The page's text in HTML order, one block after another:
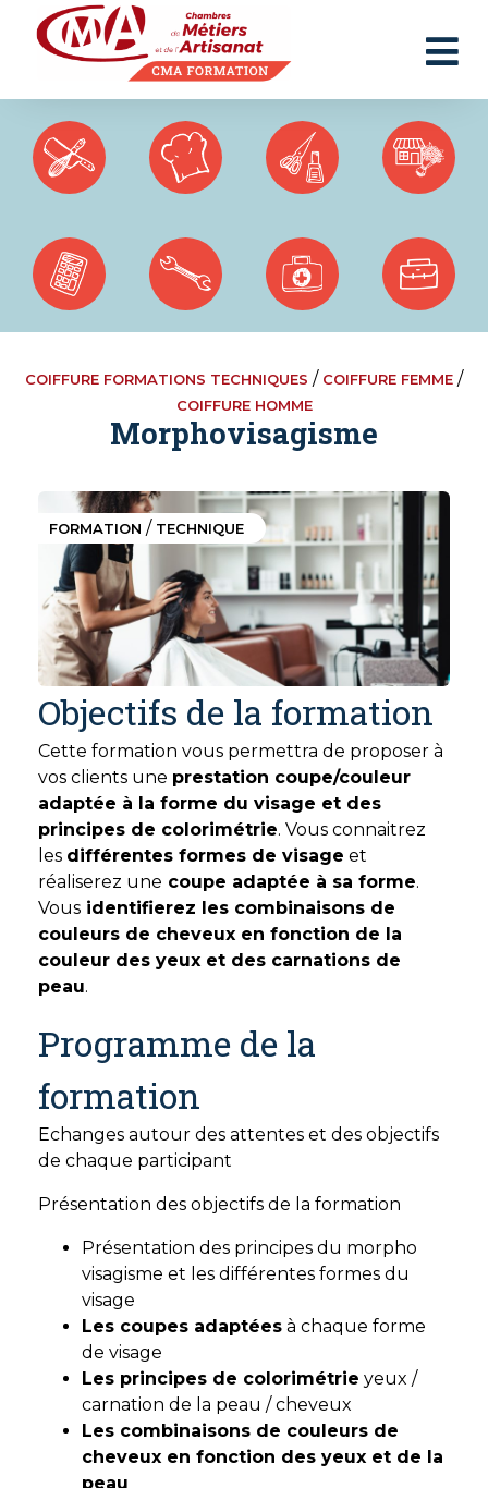
COIFFURE FORMATIONS TECHNIQUES / COIFFURE FEMME /
COIFFURE HOMME
Morphovisagisme
FORMATION / TECHNIQUE
Objectifs de la formation
Cette formation vous permettra de proposer à
vos clients une prestation coupe/couleur
adaptée à la forme du visage et des
principes de colorimétrie. Vous connaitrez
les différentes formes de visage et
réaliserez une coupe adaptée à sa forme.
Vous identifierez les combinaisons de
couleurs de cheveux en fonction de la
couleur des yeux et des carnations de
peau.
Programme de la
formation
Echanges autour des attentes et des objectifs
de chaque participant
Présentation des objectifs de la formation
Présentation des principes du morpho
visagisme et les différentes formes du
visage
Les coupes adaptées à chaque forme
de visage
Les principes de colorimétrie yeux /
carnation de la peau / cheveux
Les combinaisons de couleurs de
cheveux en fonction des yeux et de la
peau
Panneau de gestion des cookies